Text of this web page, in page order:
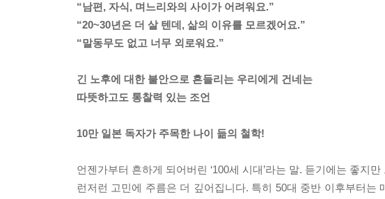
“남편, 자식, 며느리와의 사이가 어려워요.”
“20~30년은 더 살 텐데, 삶의 이유를 모르겠어요.”
“말동무도 없고 너무 외로워요.”
긴 노후에 대한 불안으로 흔들리는 우리에게 건네는
따뜻하고도 통찰력 있는 조언
10만 일본 독자가 주목한 나이 듦의 철학!
언젠가부터 흔하게 되어버린 ‘100세 시대’라는 말. 듣기에는 좋지
런저런 고민에 주름은 더 깊어집니다. 특히 50대 중반 이후부터